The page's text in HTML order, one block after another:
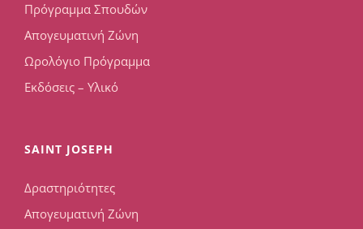
Πρόγραμμα Σπουδών
Απογευματινή Ζώνη
Ωρολόγιο Πρόγραμμα
Εκδόσεις – Υλικό
SAINT JOSEPH
Δραστηριότητες
Απογευματινή Ζώνη